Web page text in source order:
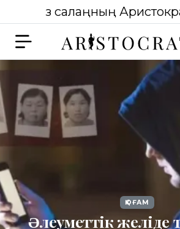
Өз салаңның
ҚОҒАМ
Әлеуметтік желіде